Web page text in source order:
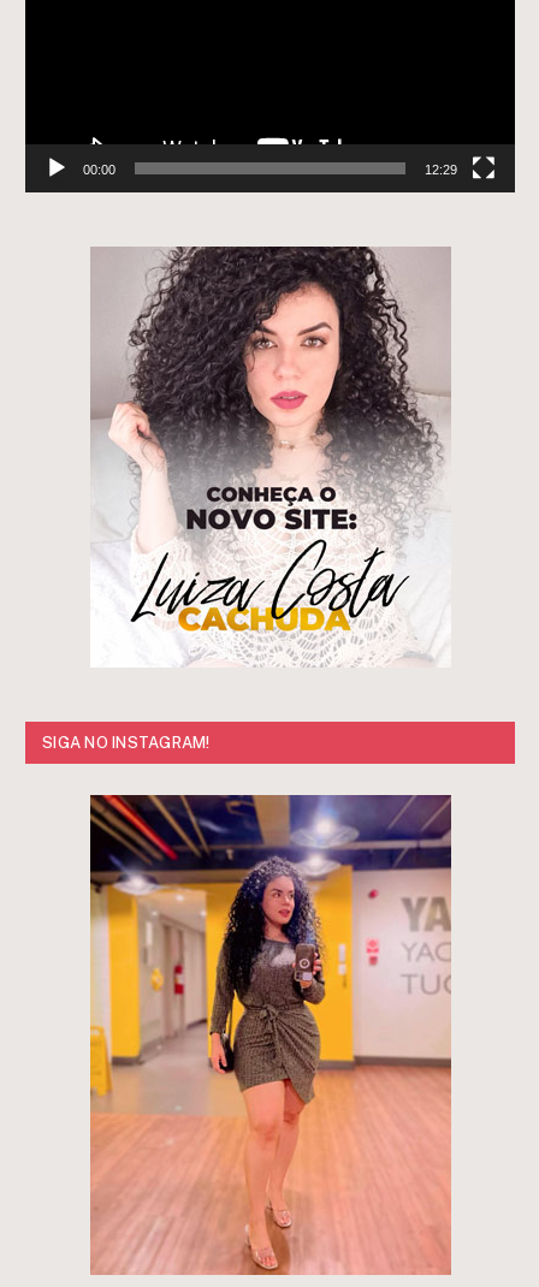
00:00 12:29
SIGA NO INSTAGRAM!